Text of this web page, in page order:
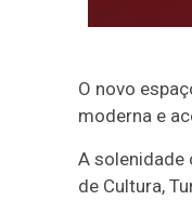
O novo
moderna e
A solenidade
de Cultura,